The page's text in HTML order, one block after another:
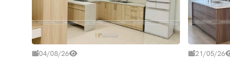
04/08/26 21/05/26